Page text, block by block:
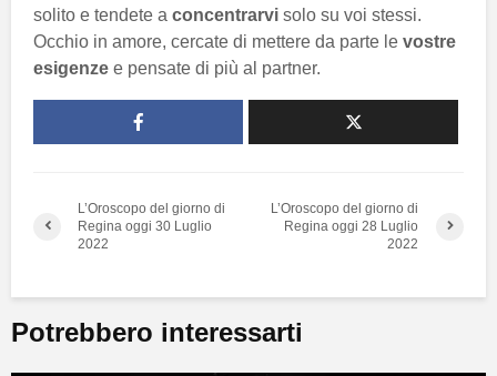
solito e tendete a concentrarvi solo su voi stessi.
Occhio in amore, cercate di mettere da parte le vostre
esigenze e pensate di più al partner.
L’Oroscopo del giorno di
Regina oggi 30 Luglio
2022
L’Oroscopo del giorno di
Regina oggi 28 Luglio
2022
Potrebbero interessarti